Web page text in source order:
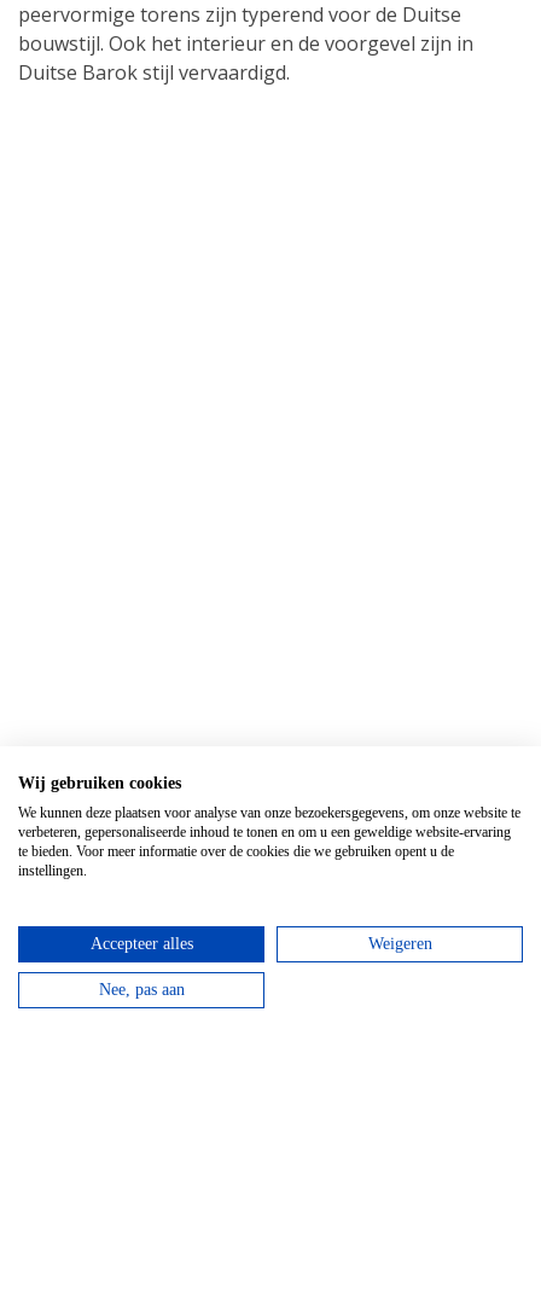
peervormige torens zijn typerend voor de Duitse
bouwstijl. Ook het interieur en de voorgevel zijn in
Duitse Barok stijl vervaardigd.
Wij gebruiken cookies
We kunnen deze plaatsen voor analyse van onze bezoekersgegevens, om onze website te
verbeteren, gepersonaliseerde inhoud te tonen en om u een geweldige website-ervaring
te bieden. Voor meer informatie over de cookies die we gebruiken opent u de
instellingen.
Accepteer alles Weigeren
Nee, pas aan